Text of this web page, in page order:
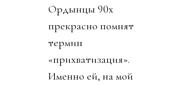
Ордынцы 90х
прекрасно помнят
термин
«прихватизация».
Именно ей, на мой